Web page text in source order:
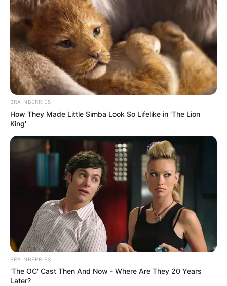
8 Kata Lucu Seputar Malam
Minggu ala Jomblo yang Bikin
Ngenes
10 Desain Kanopi Tempat
Tidur, Serasa Beristirahat di
Kamar Raja
Tampil Lebih Modern, 7 Potret
Hasil Renovasi Rumah Berusia
90 Tahun
BRAINBERRIES
How They Made Little Simba Look So Lifelike in 'The Lion
King'
BRAINBERRIES
'The OC' Cast Then And Now - Where Are They 20 Years
Later?